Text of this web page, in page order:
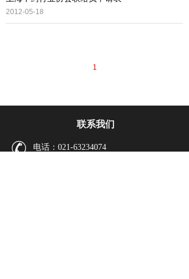
2012-05-18
1
联系我们
电话：021-63234074